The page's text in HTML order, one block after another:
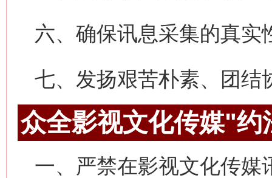
六、确保讯息采集的真实
七、发扬艰苦朴素、团结
众全影视文化传媒"约
一、严禁在影视文化传媒